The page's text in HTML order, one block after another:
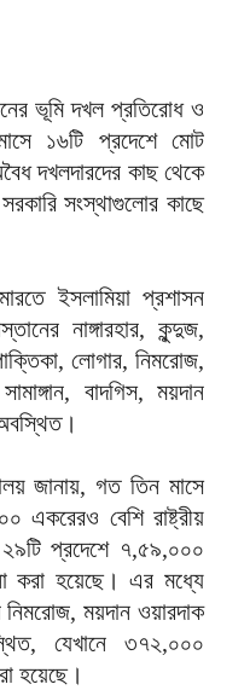
ভূমি দখল প্রতিরোধ ও
১৬টি প্রদেশে মোট
দখলদারদের কাছ থেকে
সংস্থাগুলোর কাছে
ইসলামিয়া প্রশাসন
নাঙ্গারহার, কুন্দুজ,
লোগার, নিমরোজ,
বাদগিস, ময়দান
জানায়, গত তিন মাসে
একরেরও বেশি রাষ্ট্রীয়
প্রদেশে ৭,৫৯,০০০
করা হয়েছে। এর মধ্যে
ময়দান ওয়ারদাক
যেখানে ৩৭২,০০০
হয়েছে।